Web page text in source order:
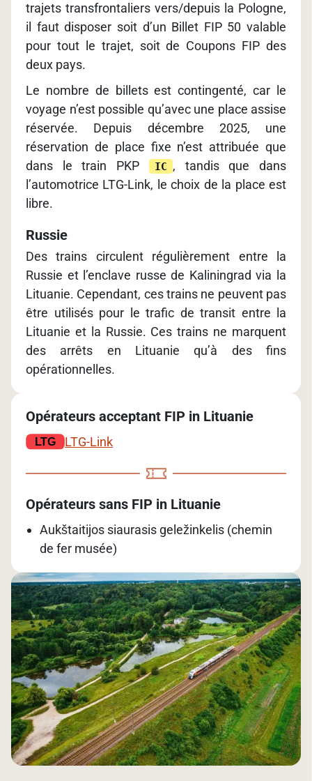
trajets transfrontaliers vers/depuis la Pologne,
il faut disposer soit d’un Billet FIP 50 valable
pour tout le trajet, soit de Coupons FIP des
deux pays.
Le nombre de billets est contingenté, car le
voyage n’est possible qu’avec une place assise
réservée. Depuis décembre 2025, une
réservation de place fixe n’est attribuée que
dans le train PKP
IC , tandis que dans
l’automotrice LTG-Link, le choix de la place est
libre.
Russie
Des trains circulent régulièrement entre la
Russie et l’enclave russe de Kaliningrad via la
Lituanie. Cependant, ces trains ne peuvent pas
être utilisés pour le trafic de transit entre la
Lituanie et la Russie. Ces trains ne marquent
des arrêts en Lituanie qu’à des fins
opérationnelles.
Opérateurs acceptant FIP in Lituanie
LTG-Link
Opérateurs sans FIP in Lituanie
Aukštaitijos siaurasis geležinkelis (chemin
de fer musée)